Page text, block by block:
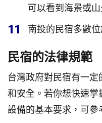
可以看到海景或山
11 南投的民宿多數
民宿的法律規範
台灣政府對民宿有一
和安全。若你想快速
設備的基本要求，可參